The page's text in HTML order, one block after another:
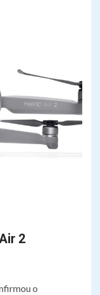
2
o